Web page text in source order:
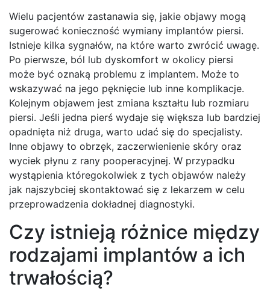
Wielu pacjentów zastanawia się, jakie objawy mogą
sugerować konieczność wymiany implantów piersi.
Istnieje kilka sygnałów, na które warto zwrócić uwagę.
Po pierwsze, ból lub dyskomfort w okolicy piersi
może być oznaką problemu z implantem. Może to
wskazywać na jego pęknięcie lub inne komplikacje.
Kolejnym objawem jest zmiana kształtu lub rozmiaru
piersi. Jeśli jedna pierś wydaje się większa lub bardziej
opadnięta niż druga, warto udać się do specjalisty.
Inne objawy to obrzęk, zaczerwienienie skóry oraz
wyciek płynu z rany pooperacyjnej. W przypadku
wystąpienia któregokolwiek z tych objawów należy
jak najszybciej skontaktować się z lekarzem w celu
przeprowadzenia dokładnej diagnostyki.
Czy istnieją różnice między
rodzajami implantów a ich
trwałością?